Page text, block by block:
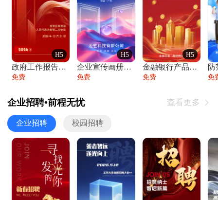
H5
政府工作报告政府年终工作总结
免费
H5
企业宣传画册公司简介产品介绍业务宣传手册
免费
H5
金融银行产品宣传手册企业宣传产品介绍
免费
防
免
企业招聘•前程无忧 查看更多 
企业招聘 校园招聘